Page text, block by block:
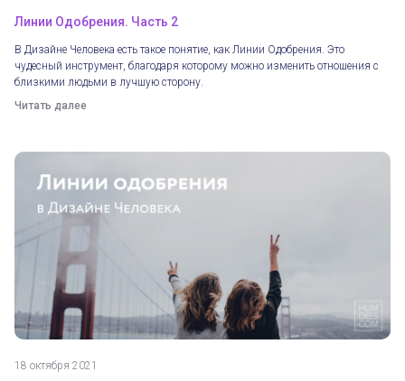
Линии Одобрения. Часть 2
В Дизайне Человека есть такое понятие, как Линии Одобрения. Это
чудесный инструмент, благодаря которому можно изменить отношения с
близкими людьми в лучшую сторону.
Читать далее
18 октября 2021